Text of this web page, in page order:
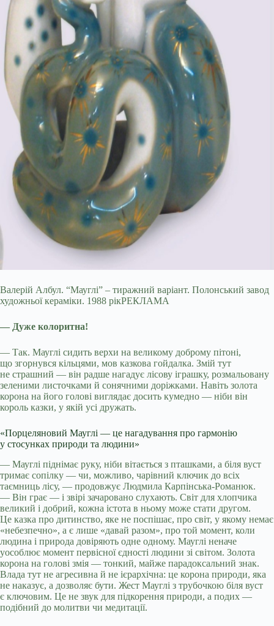
Валерій Албул. “Мауглі” – тиражний варіант. Полонський завод
художньої кераміки. 1988 рікРЕКЛАМА
— Дуже колоритна!
— Так. Мауглі сидить верхи на великому доброму пітоні,
що згорнувся кільцями, мов казкова гойдалка. Змій тут
не страшний — він радше нагадує лісову іграшку, розмальовану
зеленими листочками й сонячними доріжками. Навіть золота
корона на його голові виглядає досить кумедно — ніби він
король казки, у якій усі дружать.
«Порцеляновий Мауглі — це нагадування про гармонію
у стосунках природи та людини»
— Мауглі піднімає руку, ніби вітається з пташками, а біля вуст
тримає сопілку — чи, можливо, чарівний ключик до всіх
таємниць лісу, — продовжує Людмила Карпінська-Романюк.
— Він грає — і звірі зачаровано слухають. Світ для хлопчика
великий і добрий, кожна істота в ньому може стати другом.
Це казка про дитинство, яке не поспішає, про світ, у якому немає
«небезпечно», а є лише «давай разом», про той момент, коли
людина і природа довіряють одне одному. Мауглі неначе
уособлює момент первісної єдності людини зі світом. Золота
корона на голові змія — тонкий, майже парадоксальний знак.
Влада тут не агресивна й не ієрархічна: це корона природи, яка
не наказує, а дозволяє бути. Жест Мауглі з трубочкою біля вуст
є ключовим. Це не звук для підкорення природи, а подих —
подібний до молитви чи медитації.